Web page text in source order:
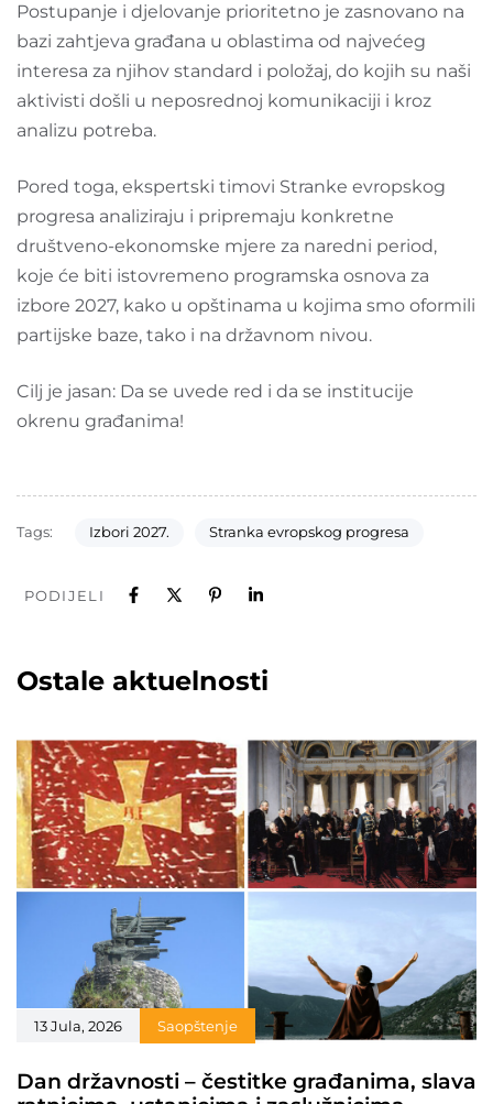
Postupanje i djelovanje prioritetno je zasnovano na
bazi zahtjeva građana u oblastima od najvećeg
interesa za njihov standard i položaj, do kojih su naši
aktivisti došli u neposrednoj komunikaciji i kroz
analizu potreba.
Pored toga, ekspertski timovi Stranke evropskog
progresa analiziraju i pripremaju konkretne
društveno-ekonomske mjere za naredni period,
koje će biti istovremeno programska osnova za
izbore 2027, kako u opštinama u kojima smo oformili
partijske baze, tako i na državnom nivou.
Cilj je jasan: Da se uvede red i da se institucije
okrenu građanima!
Tags: Izbori 2027. Stranka evropskog progresa
PODIJELI
Ostale aktuelnosti
13 Jula, 2026 Saopštenje
Dan državnosti – čestitke građanima, slava